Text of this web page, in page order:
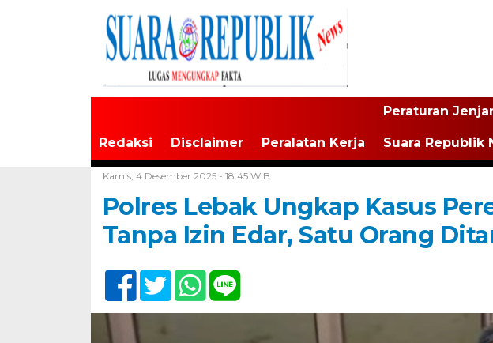
Redaksi Disclaimer Peralatan Kerja
Peraturan
Suara Republik
Kamis, 4 Desember 2025 - 18:45 WIB
Polres Lebak Ungkap Kasus
Tanpa Izin Edar, Satu Orang